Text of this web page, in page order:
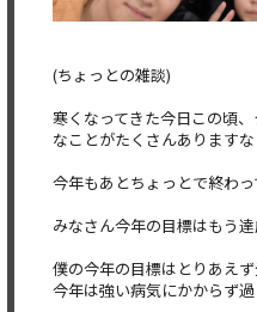
(ちょっとの雑談)
寒くなってきた今日この頃
なことがたくさんあります
今年もあとちょっとで終わっ
みなさん今年の目標はもう
僕の今年の目標はとりあえ
今年は強い病気にかからず